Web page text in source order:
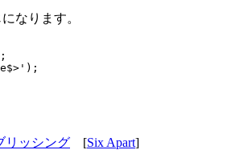
なります。
リッシング [Six Apart]